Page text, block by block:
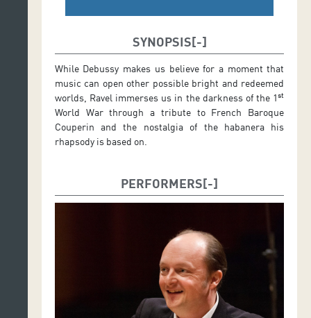
SYNOPSIS
While Debussy makes us believe for a moment that
music can open other possible bright and redeemed
worlds, Ravel immerses us in the darkness of the 1st
World War through a tribute to French Baroque
Couperin and the nostalgia of the habanera his
rhapsody is based on.
PERFORMERS